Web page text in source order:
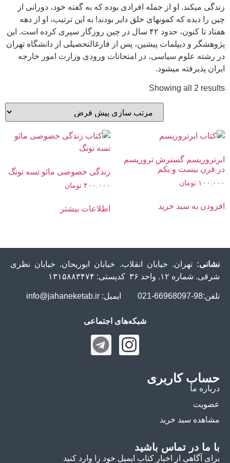
زندگی میکند. او از جمله افرادی بوده که به گفته خود، دورانی از
چین را دیده که کمونھای خلق دایر بودند! به این ترتیب، او از دھه
ھفتاد تا کنون، حدود ۴۲ سال در چین روزگار سپری کرده است. این
پژوھشگر و دیپلمات پیشین، پس از فارغالتحصیلی از دانشگاه تھران
در رشته علوم سیاسی، در امتحانات ورودی وزارت امور خارجه
ایران پذیرفته میشود.
Showing all 2 results
ابرتروریسم گسترش تروریسم
در قرن بیست‌ و یکم
۱۰۰.۰۰۰ تومان
افزودن به سبد خرید
زندگی خصوصی مائو تسه‌ تونگ
۴۰۰.۰۰۰ تومان
اطلاعات بیشتر
نشانی: تهران. خیابان انقلاب. خیابان ابوریحان. خیابان نظری
شرقی. شماره ۱۲. واحد ۳۶ کدپستی: ۱۳۱۵۸۸۳۴۷۴
تلفن:98-66968097-021 ایمیل: info@jahaneketab.ir
شبکه‌های اجتماعی
حساب کاربری
درباره ما
عضویت
مشاهده سبد خرید
با ما در تماس باشید
برای آگاهی از اخبار کتاب ایمیل خود را وارد کنید